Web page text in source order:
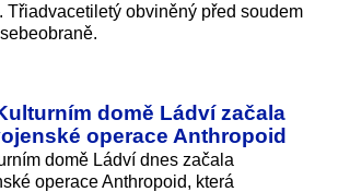
Třiadvacetiletý obviněný před soudem
domě Ládví začala
operace Anthropoid
domě Ládví dnes začala
operace Anthropoid, která